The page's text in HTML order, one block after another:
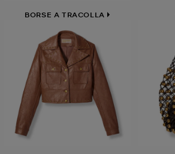
BORSE A TRACOLLA